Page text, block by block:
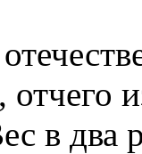
отчего
в два